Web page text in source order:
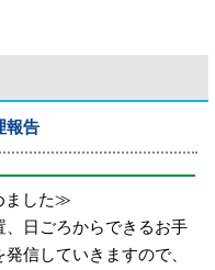
報告
ました≫
日ごろからできるお手
信していきますので、